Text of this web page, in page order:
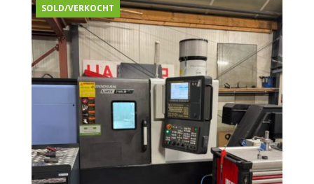
SOLD/VERKOCHT